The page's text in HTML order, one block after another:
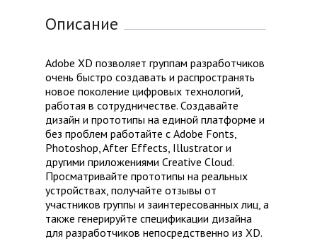
Описание
Adobe XD позволяет группам разработчиков
очень быстро создавать и распространять
новое поколение цифровых технологий,
работая в сотрудничестве. Создавайте
дизайн и прототипы на единой платформе и
без проблем работайте с Adobe Fonts,
Photoshop, After Effects, Illustrator и
другими приложениями Creative Cloud.
Просматривайте прототипы на реальных
устройствах, получайте отзывы от
участников группы и заинтересованных лиц, а
также генерируйте спецификации дизайна
для разработчиков непосредственно из XD.